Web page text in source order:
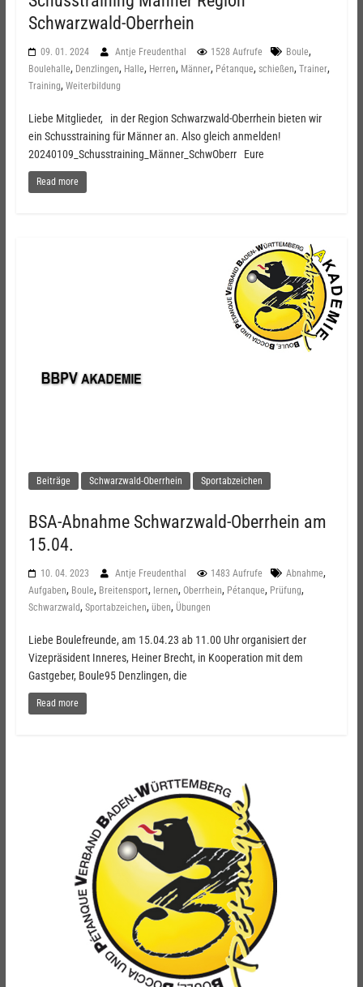
Schwarzwald-Oberrhein
09. 01. 2024 Antje Freudenthal 1528 Aufrufe Boule,
Boulehalle, Denzlingen, Halle, Herren, Männer, Pétanque, schießen, Trainer,
Training, Weiterbildung
Liebe Mitglieder, in der Region Schwarzwald-Oberrhein bieten wir
ein Schusstraining für Männer an. Also gleich anmelden!
20240109_Schusstraining_Männer_SchwOberr Eure
Read more
Beiträge Schwarzwald-Oberrhein Sportabzeichen
BSA-Abnahme Schwarzwald-Oberrhein am
15.04.
10. 04. 2023 Antje Freudenthal 1483 Aufrufe Abnahme,
Aufgaben, Boule, Breitensport, lernen, Oberrhein, Pétanque, Prüfung,
Schwarzwald, Sportabzeichen, üben, Übungen
Liebe Boulefreunde, am 15.04.23 ab 11.00 Uhr organisiert der
Vizepräsident Inneres, Heiner Brecht, in Kooperation mit dem
Gastgeber, Boule95 Denzlingen, die
Read more